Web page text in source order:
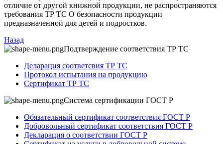
отличие от другой книжной продукции, не распространяются
требования ТР ТС О безопасности продукции
предназначенной для детей и подростков.
Назад
Подтверждение соответствия ТР ТС
Деларация соответсвия ТР ТС
Протокол испытания на продукцию
Сертификат ТР ТС
Система сертификации ГОСТ Р
Обязательный сертификат соответствия ГОСТ Р
Добровольный сертификат соответствия ГОСТ Р
Декларация о соответствии ГОСТ Р